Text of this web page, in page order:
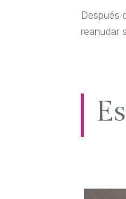
Después
reanudar